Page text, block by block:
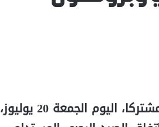
أصدرت المملكة المغربية والاتحاد الأوروبي، بلاغا مشتركا، اليوم الجمعة 20 يوليوز،